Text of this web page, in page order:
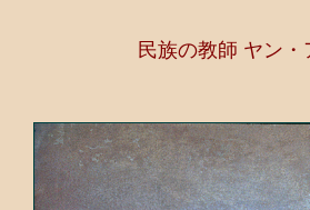
民族の教師 ヤン